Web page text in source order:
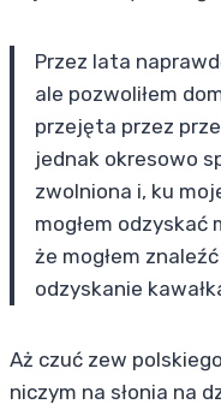
Przez lata
ale pozwoliłem
przejęta przez
jednak okresowo
zwolniona i, ku
mogłem odzyskać
że mogłem
odzyskanie
Aż czuć zew
niczym na słonia na